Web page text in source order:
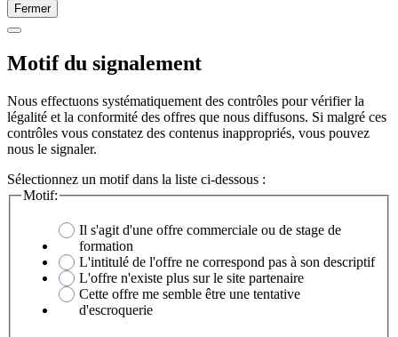
Fermer
Motif du signalement
Nous effectuons systématiquement des contrôles pour vérifier la
légalité et la conformité des offres que nous diffusons. Si malgré ces
contrôles vous constatez des contenus inappropriés, vous pouvez
nous le signaler.
Sélectionnez un motif dans la liste ci-dessous :
Motif:
Il s'agit d'une offre commerciale ou de stage de
formation
L'intitulé de l'offre ne correspond pas à son descriptif
L'offre n'existe plus sur le site partenaire
Cette offre me semble être une tentative
d'escroquerie